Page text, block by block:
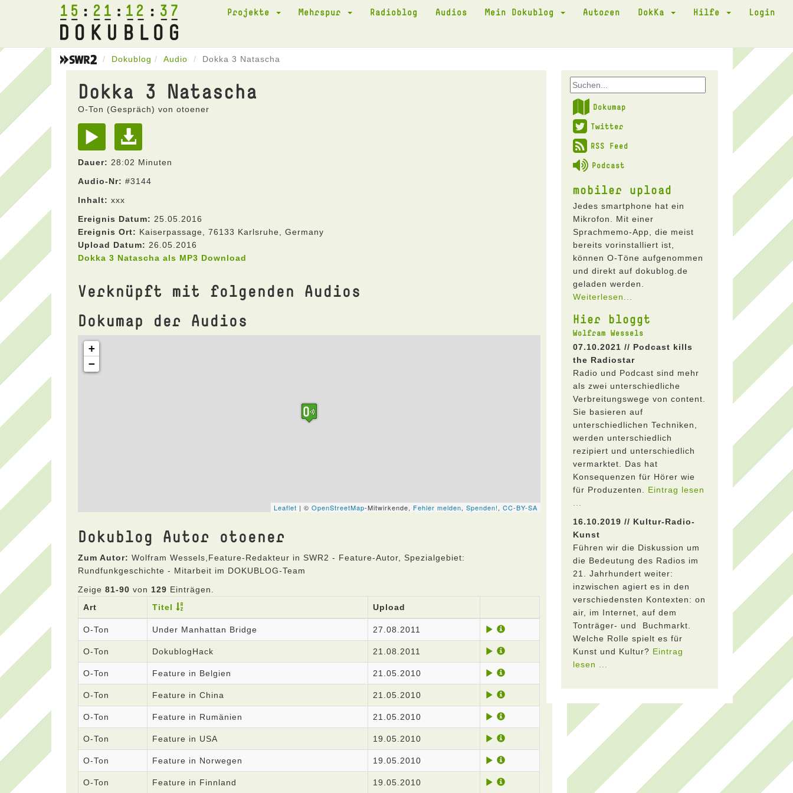
15 21 12 37 Projekte Mehrspur Radioblog Audios Mein Dokublog Autoren DokKa Hilfe Login
Dokublog Audio Dokka 3 Natascha
Dokka 3 Natascha
O-Ton (Gespräch) von otoener
Dauer: 28:02 Minuten
Audio-Nr: #3144
Inhalt: xxx
Ereignis Datum: 25.05.2016
Ereignis Ort: Kaiserpassage, 76133 Karlsruhe, Germany
Upload Datum: 26.05.2016
Dokka 3 Natascha als MP3 Download
Verknüpft mit folgenden Audios
Dokumap der Audios
Dokublog Autor otoener
Zum Autor: Wolfram Wessels,Feature-Redakteur in SWR2 - Feature-Autor, Spezialgebiet:
Rundfunkgeschichte - Mitarbeit im DOKUBLOG-Team
Zeige 81-90 von 129 Einträgen.
Art
Titel Upload
O-Ton Under Manhattan Bridge 27.08.2011
O-Ton DokublogHack 21.08.2011
O-Ton Feature in Belgien 21.05.2010
O-Ton Feature in China 21.05.2010
O-Ton Feature in Rumänien 21.05.2010
O-Ton Feature in USA 19.05.2010
O-Ton Feature in Norwegen 19.05.2010
O-Ton Feature in Finnland 19.05.2010
Dokumap
Twitter
RSS Feed
Podcast
mobiler upload
Jedes smartphone hat ein
Mikrofon. Mit einer
Sprachmemo-App, die meist
bereits vorinstalliert ist,
können O-Töne aufgenommen
und direkt auf dokublog.de
geladen werden.
Weiterlesen...
Hier bloggt
Wolfram Wessels
07.10.2021 // Podcast kills
the Radiostar
Radio und Podcast sind mehr
als zwei unterschiedliche
Verbreitungswege von content.
Sie basieren auf
unterschiedlichen Techniken,
werden unterschiedlich
rezipiert und unterschiedlich
vermarktet. Das hat
Konsequenzen für Hörer wie
für Produzenten. Eintrag lesen
16.10.2019 // Kultur-Radio-
Kunst
Führen wir die Diskussion um
die Bedeutung des Radios im
21. Jahrhundert weiter:
inzwischen agiert es in den
verschiedensten Kontexten: on
air, im Internet, auf dem
Tonträger- und Buchmarkt.
Welche Rolle spielt es für
Kunst und Kultur? Eintrag
lesen ...